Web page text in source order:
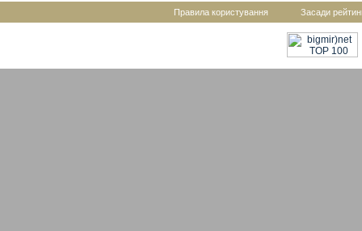
Правила користування Засади